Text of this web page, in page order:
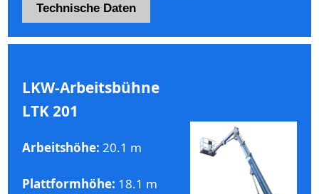
Technische Daten
LKW-Arbeitsbühne
LTK 201
Arbeitshöhe: 20.1 m
Plattformhöhe: 18.1 m